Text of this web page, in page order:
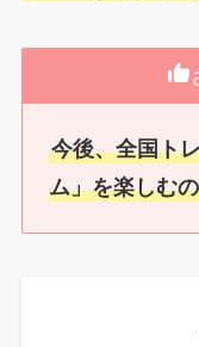
今後、全国ト
ム」を楽しむ